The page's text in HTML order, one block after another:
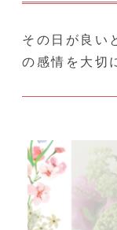
その日が良い
の感情を大切